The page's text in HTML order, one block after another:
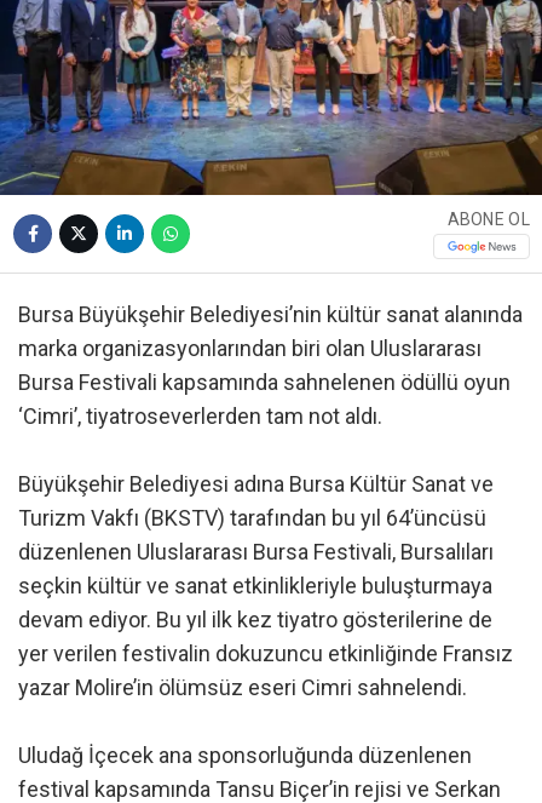
ABONE OL
Bursa Büyükşehir Belediyesi’nin kültür sanat alanında
marka organizasyonlarından biri olan Uluslararası
Bursa Festivali kapsamında sahnelenen ödüllü oyun
‘Cimri’, tiyatroseverlerden tam not aldı.
Büyükşehir Belediyesi adına Bursa Kültür Sanat ve
Turizm Vakfı (BKSTV) tarafından bu yıl 64’üncüsü
düzenlenen Uluslararası Bursa Festivali, Bursalıları
seçkin kültür ve sanat etkinlikleriyle buluşturmaya
devam ediyor. Bu yıl ilk kez tiyatro gösterilerine de
yer verilen festivalin dokuzuncu etkinliğinde Fransız
yazar Molire’in ölümsüz eseri Cimri sahnelendi.
Uludağ İçecek ana sponsorluğunda düzenlenen
festival kapsamında Tansu Biçer’in rejisi ve Serkan